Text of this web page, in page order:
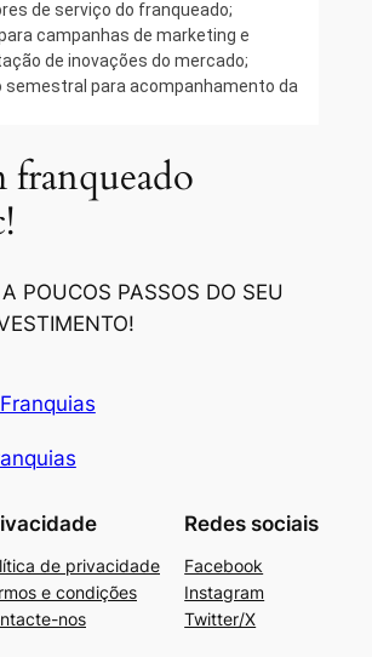
de serviço do franqueado;
campanhas de marketing e
de inovações do mercado;
semestral para acompanhamento da
franqueado
POUCOS PASSOS DO SEU
de privacidade
e condições
nos
Redes sociais
Facebook
Instagram
Twitter/X